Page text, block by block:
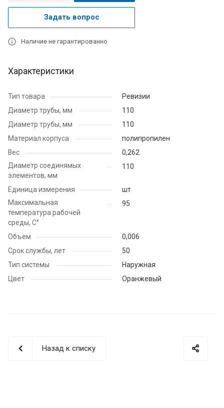
Задать вопрос
Наличие не гарантированно
Характеристики
Тип товара
Ревизии
Диаметр трубы, мм
110
Диаметр трубы, мм
110
Материал корпуса
полипропилен
Вес
0,262
Диаметр соединямых
элементов, мм
110
Единица измерения
шт
Максимальная
температура рабочей
среды, С°
95
Объем
0,006
Срок службы, лет
50
Тип системы
Наружная
Цвет
Оранжевый
Назад к списку